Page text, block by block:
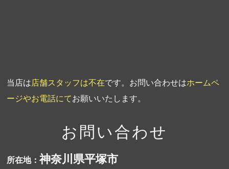
当店は店舗スタッフは不在です。お問い合わせはホームペ
ージやお電話にてお願いいたします。
お問い合わせ
所在地：神奈川県平塚市